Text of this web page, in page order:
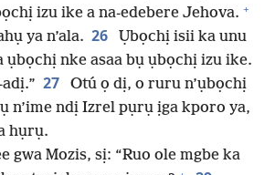
izu ike a na-edebere Jehova. +
ya n’ala. 26
Ụbọchị isii ka unu
ụbọchị nke asaa bụ ụbọchị izu ike.
27
Otú ọ dị, o ruru n’ụbọchị
n’ime ndị Izrel pụrụ ịga kporo ya,
hụrụ.
gwa Mozis, sị: “Ruo ole mgbe ka